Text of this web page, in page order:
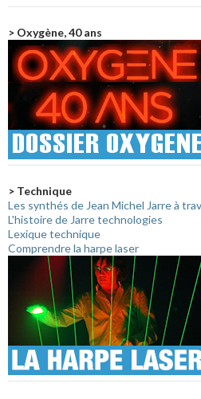
> Oxygène, 40 ans
> Technique
Les synthés de Jean Michel Jarre à
L'histoire de Jarre technologies
Lexique technique
Comprendre la harpe laser